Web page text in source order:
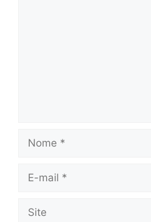
Nome
Site